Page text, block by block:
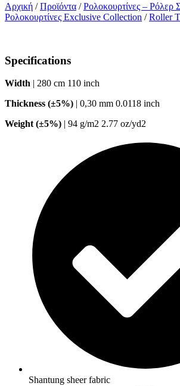
Αρχική /Προϊόντα /Ρολοκουρτίνες – Ρόλερ
Ρολοκουρτίνες Exclusive Collection /Roller
Specifications
Width | 280 cm 110 inch
Thickness (±5%) | 0,30 mm 0.0118 inch
Weight (±5%) | 94 g/m2 2.77 oz/yd2
Shantung sheer fabric